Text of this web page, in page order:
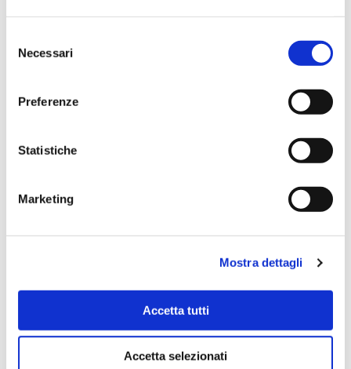
delNecessari
Preferenze
Statistiche
Marketing
Mostra dettagli
Accetta tutti
Accetta selezionati
un mese fa
puntuale e cordiale, spedizione rapida e prodotti
effettivamente disponibili come indicato sul sito, senza
Negozio assolutamente consigliato, acqui..
4 mesi fa
Ho acquistato un Selmer Super Action 80 serie I da
Biasin e sono rimasto davvero super soddisfatto. Il sax
è arrivato in condizioni impeccabili, perfettamente
imballato e conforme alla descrizione. Il negozio si è
dimostrato serio e professionale,..